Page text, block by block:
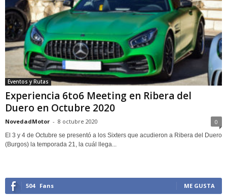
Eventos y Rutas
Experiencia 6to6 Meeting en Ribera del
Duero en Octubre 2020
NovedadMotor - 8 octubre 2020 0
El 3 y 4 de Octubre se presentó a los Sixters que acudieron a Ribera del Duero
(Burgos) la temporada 21, la cuál llega...
504 Fans ME GUSTA